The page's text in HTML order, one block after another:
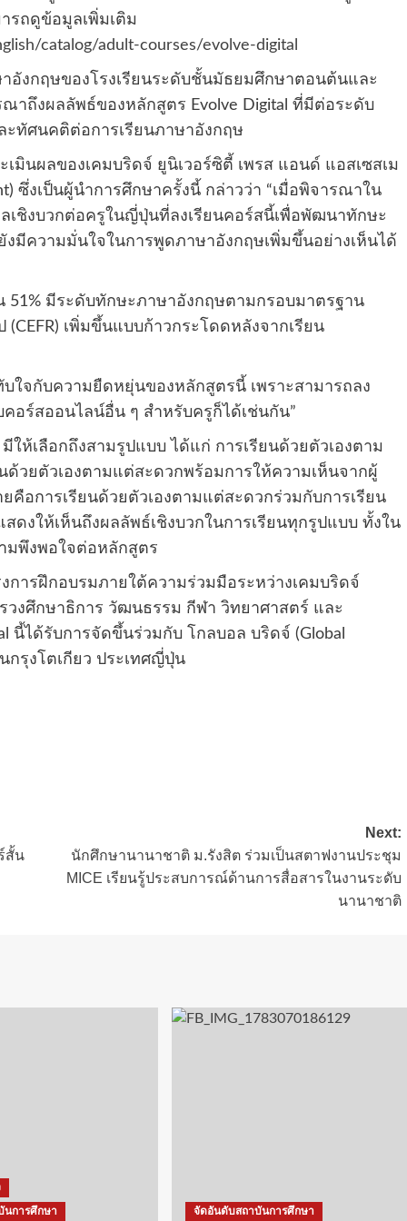
รถดูข้อมูลเพิ่มเติม
catalog/adult-courses/evolve-digital
งกฤษของโรงเรียนระดับชั้นมัธยมศึกษาตอนต้นและ
าถึงผลลัพธ์ของหลักสูตร Evolve Digital ที่มีต่อระดับ
ะทัศนคติต่อการเรียนภาษาอังกฤษ
เมินผลของเคมบริดจ์ ยูนิเวอร์ซิตี้ เพรส แอนด์ แอสเซสเม
ซึ่งเป็นผู้นำการศึกษาครั้งนี้ กล่าวว่า “เมื่อพิจารณาใน
เชิงบวกต่อครูในญี่ปุ่นที่ลงเรียนคอร์สนี้เพื่อพัฒนาทักษะ
มีความมั่นใจในการพูดภาษาอังกฤษเพิ่มขึ้นอย่างเห็นได้
51% มีระดับทักษะภาษาอังกฤษตามกรอบมาตรฐาน
(CEFR) เพิ่มขึ้นแบบก้าวกระโดดหลังจากเรียน
บใจกับความยืดหยุ่นของหลักสูตรนี้ เพราะสามารถลง
คอร์สออนไลน์อื่น ๆ สำหรับครูก็ได้เช่นกัน”
มีให้เลือกถึงสามรูปแบบ ได้แก่ การเรียนด้วยตัวเองตาม
วยตัวเองตามแต่สะดวกพร้อมการให้ความเห็นจากผู้
อการเรียนด้วยตัวเองตามแต่สะดวกร่วมกับการเรียน
ดงให้เห็นถึงผลลัพธ์เชิงบวกในการเรียนทุกรูปแบบ ทั้งใน
มพึงพอใจต่อหลักสูตร
ารฝึกอบรมภายใต้ความร่วมมือระหว่างเคมบริดจ์
วงศึกษาธิการ วัฒนธรรม กีฬา วิทยาศาสตร์ และ
นี้ได้รับการจัดขึ้นร่วมกับ โกลบอล บริดจ์ (Global
กรุงโตเกียว ประเทศญี่ปุ่น
สั้น
Next:
นักศึกษานานาชาติ ม.รังสิต ร่วมเป็นสตาฟงานประชุม
MICE เรียนรู้ประสบการณ์ด้านการสื่อสารในงานระดับ
นานาชาติ
นการศึกษา
จัดอันดับสถาบันการศึกษา